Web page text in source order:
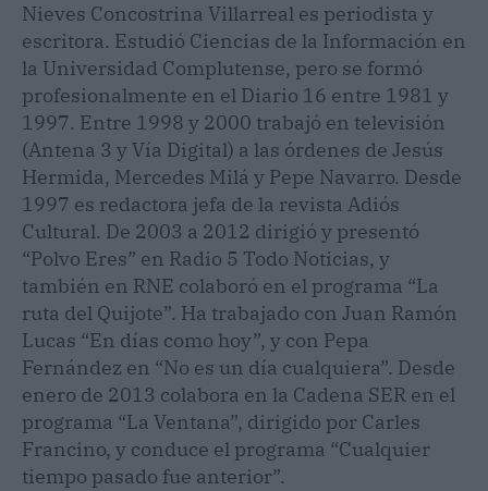
Nieves Concostrina Villarreal es periodista y
escritora. Estudió Ciencias de la Información en
la Universidad Complutense, pero se formó
profesionalmente en el Diario 16 entre 1981 y
1997. Entre 1998 y 2000 trabajó en televisión
(Antena 3 y Vía Digital) a las órdenes de Jesús
Hermida, Mercedes Milá y Pepe Navarro. Desde
1997 es redactora jefa de la revista Adiós
Cultural. De 2003 a 2012 dirigió y presentó
“Polvo Eres” en Radio 5 Todo Noticias, y
también en RNE colaboró en el programa “La
ruta del Quijote”. Ha trabajado con Juan Ramón
Lucas “En días como hoy”, y con Pepa
Fernández en “No es un día cualquiera”. Desde
enero de 2013 colabora en la Cadena SER en el
programa “La Ventana”, dirigido por Carles
Francino, y conduce el programa “Cualquier
tiempo pasado fue anterior”.